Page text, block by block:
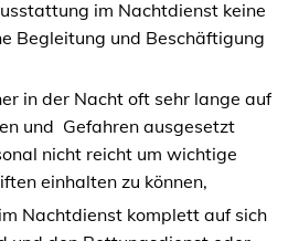
im Nachtdienst keine
Begleitung und Beschäftigung
in der Nacht oft sehr lange auf
und Gefahren ausgesetzt
nicht reicht um wichtige
einhalten zu können,
Nachtdienst komplett auf sich